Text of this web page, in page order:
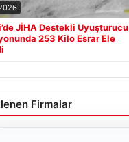
JİHA Destekli Uyuşturucu
253 Kilo Esrar Ele
Firmalar